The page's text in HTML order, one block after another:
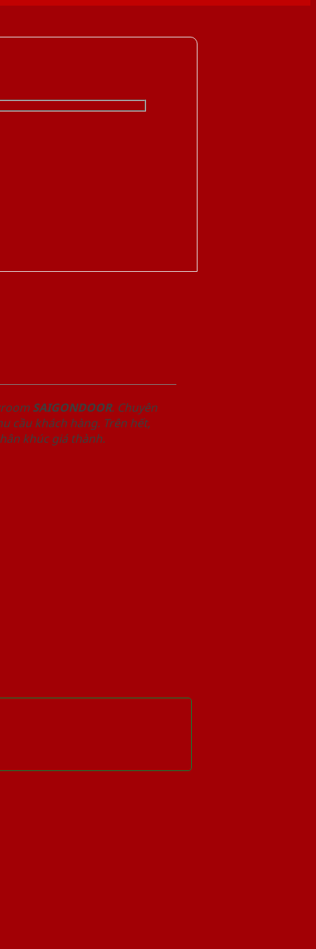
SAIGONDOOR. Chuyên
cầu khách hàng. Trên hết,
khúc giá thành.